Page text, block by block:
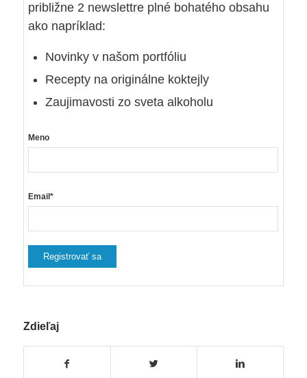
približne 2 newslettre plné bohatého obsahu
ako napríklad:
Novinky v našom portfóliu
Recepty na originálne koktejly
Zaujimavosti zo sveta alkoholu
Meno
Email*
Zdieľaj